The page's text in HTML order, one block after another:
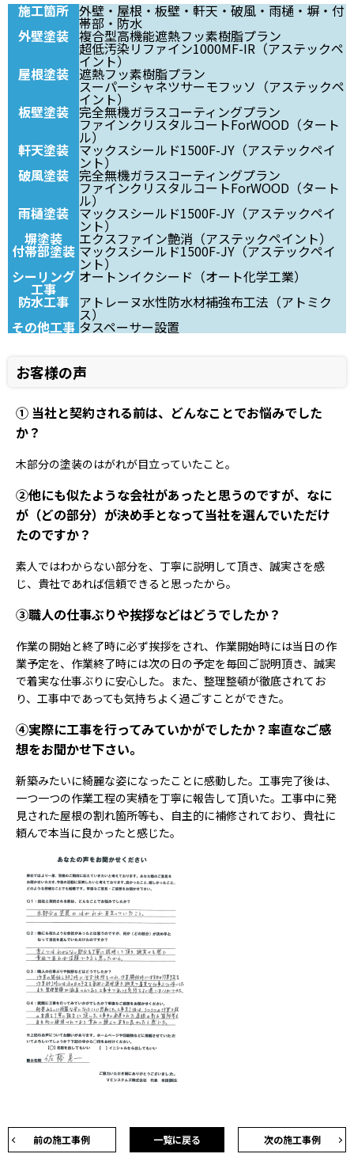
施工箇所 外壁・屋根・板壁・軒天・破風・雨樋・塀・付
帯部・防水
外壁塗装 複合型高機能遮熱フッ素樹脂プラン
超低汚染リファイン1000MF-IR（アステックペ
イント）
屋根塗装 遮熱フッ素樹脂プラン
スーパーシャネツサーモフッソ（アステックペ
イント）
板壁塗装 完全無機ガラスコーティングプラン
ファインクリスタルコートForWOOD（タート
ル）
軒天塗装 マックスシールド1500F-JY（アステックペイ
ント）
破風塗装 完全無機ガラスコーティングプラン
ファインクリスタルコートForWOOD（タート
ル）
雨樋塗装 マックスシールド1500F-JY（アステックペイ
ント）
塀塗装 エクスファイン艶消（アステックペイント）
付帯部塗装 マックスシールド1500F-JY（アステックペイ
ント）
シーリング
工事
オートンイクシード（オート化学工業）
防水工事 アトレーヌ水性防水材補強布工法（アトミク
ス）
その他工事 タスペーサー設置
お客様の声
① 当社と契約される前は、どんなことでお悩みでした
か？
木部分の塗装のはがれが目立っていたこと。
②他にも似たような会社があったと思うのですが、なに
が（どの部分）が決め手となって当社を選んでいただけ
たのですか？
素人ではわからない部分を、丁寧に説明して頂き、誠実さを感
じ、貴社であれば信頼できると思ったから。
③職人の仕事ぶりや挨拶などはどうでしたか？
作業の開始と終了時に必ず挨拶をされ、作業開始時には当日の作
業予定を、作業終了時には次の日の予定を毎回ご説明頂き、誠実
で着実な仕事ぶりに安心した。また、整理整頓が徹底されてお
り、工事中であっても気持ちよく過ごすことができた。
④実際に工事を行ってみていかがでしたか？率直なご感
想をお聞かせ下さい。
新築みたいに綺麗な姿になったことに感動した。工事完了後は、
一つ一つの作業工程の実績を丁寧に報告して頂いた。工事中に発
見された屋根の割れ箇所等も、自主的に補修されており、貴社に
頼んで本当に良かったと感じた。
前の施工事例 次の施工事例
一覧に戻る